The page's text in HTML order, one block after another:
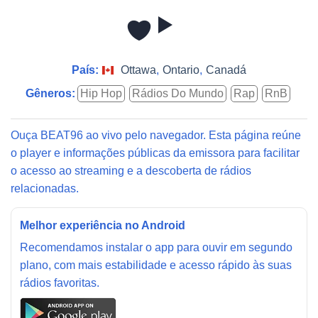
País: Ottawa, Ontario, Canadá
Gêneros: Hip Hop Rádios Do Mundo Rap RnB
Ouça BEAT96 ao vivo pelo navegador. Esta página reúne
o player e informações públicas da emissora para facilitar
o acesso ao streaming e a descoberta de rádios
relacionadas.
Melhor experiência no Android
Recomendamos instalar o app para ouvir em segundo
plano, com mais estabilidade e acesso rápido às suas
rádios favoritas.